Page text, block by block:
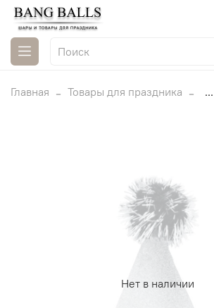
Главная Товары для праздника ...
Нет в наличии